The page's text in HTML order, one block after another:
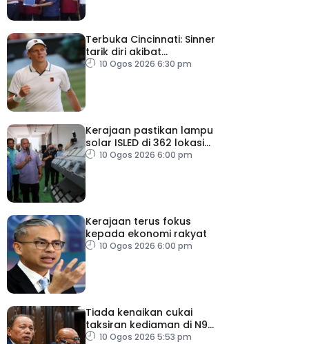
Terbuka Cincinnati: Sinner
tarik diri akibat
kecederaan lutut
10 Ogos 2026 6:30 pm
Kerajaan pastikan lampu
solar ISLED di 362 lokasi
berkualiti, selamat
10 Ogos 2026 6:00 pm
Kerajaan terus fokus
kepada ekonomi rakyat
10 Ogos 2026 6:00 pm
Tiada kenaikan cukai
taksiran kediaman di N9
untuk lima tahun
10 Ogos 2026 5:53 pm